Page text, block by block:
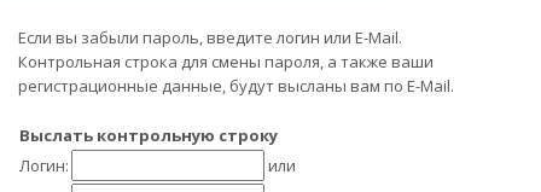
Если вы забыли пароль, введите логин или E-Mail.
Контрольная строка для смены пароля, а также ваши
регистрационные данные, будут высланы вам по E-Mail.
Выслать контрольную строку
Логин:
или